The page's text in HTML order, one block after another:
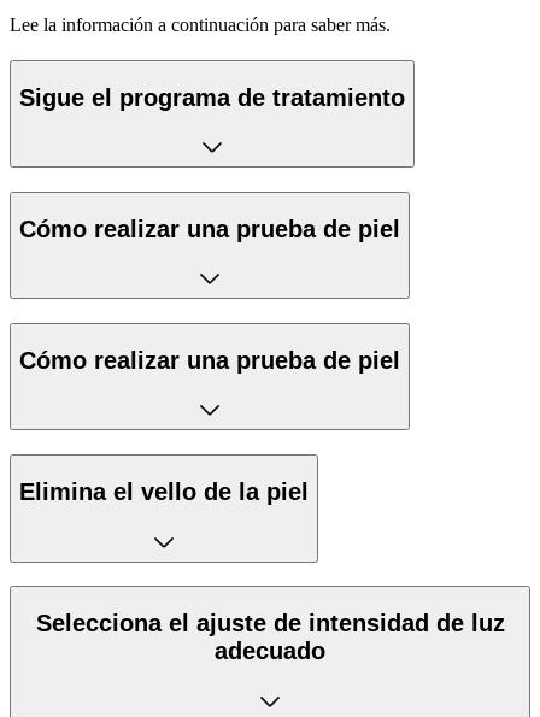
Lee la información a continuación para saber más.
Sigue el programa de tratamiento
Cómo realizar una prueba de piel
Cómo realizar una prueba de piel
Elimina el vello de la piel
Selecciona el ajuste de intensidad de luz
adecuado